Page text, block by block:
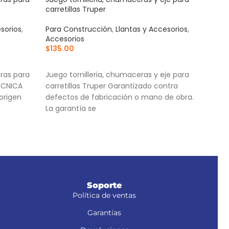
,
para
carretillas Truper
Para Construcción, Llantas y Accesorios,
Accesorios
$135.00
Juego tornilleria, chumaceras y eje para
carretillas Truper Garantizado contra
defectos de fabricación o mano de obra.
La garantía se
Soporte
Política de ventas
Garantías